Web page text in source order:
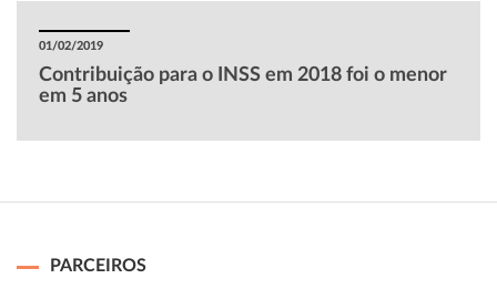
01/02/2019
Contribuição para o INSS em 2018 foi o menor
em 5 anos
PARCEIROS